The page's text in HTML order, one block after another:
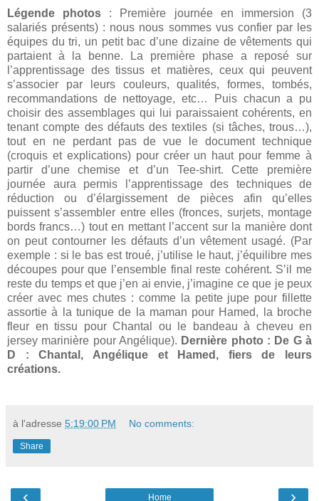
Légende photos : Première journée en immersion (3
salariés présents) : nous nous sommes vus confier par les
équipes du tri, un petit bac d’une dizaine de vêtements qui
partaient à la benne. La première phase a reposé sur
l’apprentissage des tissus et matières, ceux qui peuvent
s’associer par leurs couleurs, qualités, formes, tombés,
recommandations de nettoyage, etc… Puis chacun a pu
choisir des assemblages qui lui paraissaient cohérents, en
tenant compte des défauts des textiles (si tâches, trous…),
tout en ne perdant pas de vue le document technique
(croquis et explications) pour créer un haut pour femme à
partir d’une chemise et d’un Tee-shirt. Cette première
journée aura permis l’apprentissage des techniques de
réduction ou d’élargissement de pièces afin qu’elles
puissent s’assembler entre elles (fronces, surjets, montage
bords francs…) tout en mettant l’accent sur la manière dont
on peut contourner les défauts d’un vêtement usagé. (Par
exemple : si le bas est troué, j’utilise le haut, j’équilibre mes
découpes pour que l’ensemble final reste cohérent. S’il me
reste du temps et que j’en ai envie, j’imagine ce que je peux
créer avec mes chutes : comme la petite jupe pour fillette
assortie à la tunique de la maman pour Hamed, la broche
fleur en tissu pour Chantal ou le bandeau à cheveu en
jersey marinière pour Angélique). Dernière photo : De G à
D : Chantal, Angélique et Hamed, fiers de leurs
créations.
à l'adresse 5:19:00 PM No comments:
Share
‹ ›
Home